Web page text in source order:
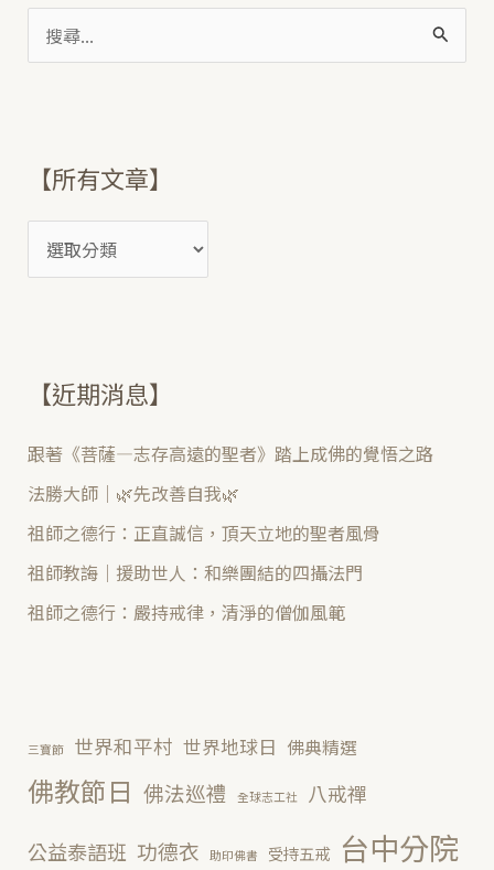
:
【所有文章】
【近期消息】
跟著《菩薩—志存高遠的聖者》踏上成佛的覺悟之路
法勝大師｜🌿先改善自我🌿
祖師之德行：正直誠信，頂天立地的聖者風骨
祖師教誨｜援助世人：和樂團結的四攝法門
祖師之德行：嚴持戒律，清淨的僧伽風範
三寶節 世界和平村 世界地球日 佛典精選
佛教節日 佛法巡禮 全球志工社 八戒禪
公益泰語班 功德衣 助印佛書 受持五戒 台中分院